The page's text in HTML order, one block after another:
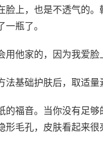
脸上，也是不透气的
瓶了。
用他家的，因为我爱
法基础护肤后，取适
的福音。当你没有足
形毛孔，皮肤看起来很